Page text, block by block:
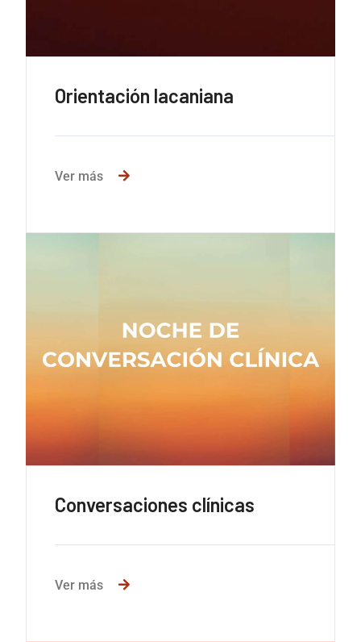
Orientación lacaniana
Ver más
Conversaciones clínicas
Ver más